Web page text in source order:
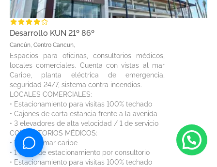
Desarrollo KUN 21º 86º
Cancún, Centro Cancun,
Espacios para oficinas, consultorios médicos,
locales comerciales. Cuenta con vistas al mar
Caribe, planta eléctrica de emergencia,
seguridad 24/7, sistema contra incendios.
LOCALES COMERCIALES:
• Estacionamiento para visitas 100% techado
• Cajones de corta estancia frente a la avenida
• 3 elevadores de alta velocidad / 1 de servicio
CONSULTORIOS MÉDICOS:
• Vistas al mar caribe
• 1 cajón de estacionamiento por consultorio
• Estacionamiento para visitas 100% techado